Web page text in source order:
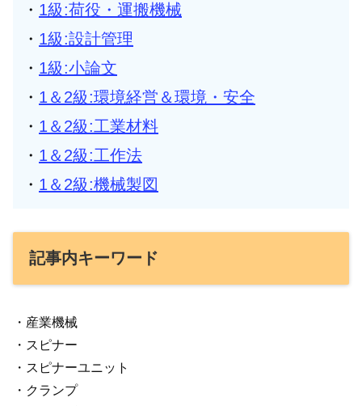
・ 1級:荷役・運搬機械
・ 1級:設計管理
・ 1級:小論文
・ 1＆2級:環境経営＆環境・安全
・ 1＆2級:工業材料
・ 1＆2級:工作法
・ 1＆2級:機械製図
記事内キーワード
・産業機械
・スピナー
・スピナーユニット
・クランプ